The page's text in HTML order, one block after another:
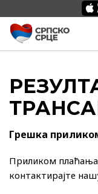
Грешка
Приликом плаћања
контактирајте